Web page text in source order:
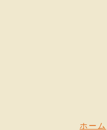
ホーム